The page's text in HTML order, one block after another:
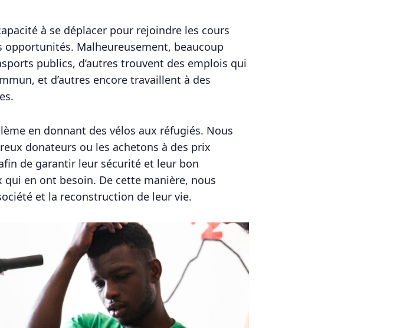
à se déplacer pour rejoindre les cours
opportunités. Malheureusement, beaucoup
publics, d’autres trouvent des emplois qui
et d’autres encore travaillent à des
en donnant des vélos aux réfugiés. Nous
donateurs ou les achetons à des prix
de garantir leur sécurité et leur bon
en ont besoin. De cette manière, nous
et la reconstruction de leur vie.